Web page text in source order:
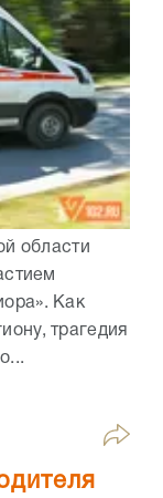
области
Как
трагедия